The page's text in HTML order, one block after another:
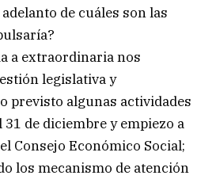
de cuáles son las
a extraordinaria nos
legislativa y
previsto algunas actividades
de diciembre y empiezo a
Consejo Económico Social;
los mecanismo de atención